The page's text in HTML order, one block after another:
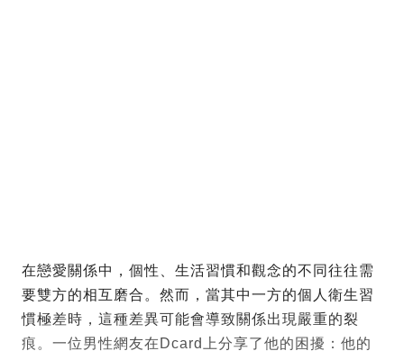
在戀愛關係中，個性、生活習慣和觀念的不同往往需
要雙方的相互磨合。然而，當其中一方的個人衛生習
慣極差時，這種差異可能會導致關係出現嚴重的裂
痕。一位男性網友在Dcard上分享了他的困擾：他的